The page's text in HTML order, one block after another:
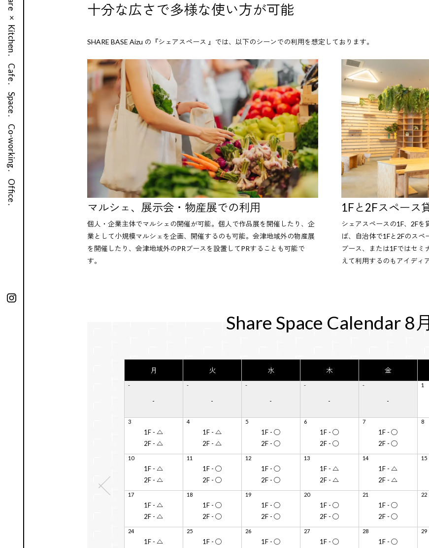
Share × Kitchen .
Cafe .
Space .
Co-working .
Office .
十分な広さで多様な使い方が可能
SHARE BASE Aizu の『シェアスペース 』では、以下のシーンでの利用を想定しております。
マルシェ、展示会・物産展での利用
個人・企業主体でマルシェの開催が可能。個人で作品展を開催したり、企
業として小規模マルシェを企画、開催するのも可能。会津地域外の物産展
を開催したり、会津地域外のPRブースを設置してPRすることも可能で
す。
1Fと2Fスペース
シェアスペースの1F、2F
ば、自治体で1Fと2Fのス
ブース、または1Fではセミ
えて利用するのもアイディ
Share Space Calendar 8月
月 火 水 木 金
-
-
-
-
-
-
-
-
-
-
1
3
1F - △
2F - △
4
1F - △
2F - △
5
1F - ◯
2F - ◯
6
1F - ◯
2F - ◯
7
1F - ◯
2F - ◯
8
10
1F - △
2F - △
11
1F - ◯
2F - ◯
12
1F - ◯
2F - ◯
13
1F - △
2F - △
14
1F - △
2F - △
15
17
1F - △
2F - △
18
1F - ◯
2F - ◯
19
1F - ◯
2F - ◯
20
1F - ◯
2F - ◯
21
1F - ◯
2F - ◯
22
24
1F - △
25
1F - ◯
26
1F - ◯
27
1F - ◯
28
1F - ◯
29
Share Space Calendar 9月
月 火 水 木 金
-
-
1 2 3 4 5
7
1F - △
2F - △
8
1F - ◯
2F - ◯
9
1F - ◯
2F - ◯
10
1F - ◯
2F - ◯
11
1F - ◯
2F - ◯
12
14
1F - △
2F - △
15
1F - ◯
2F - ◯
16
1F - ◯
2F - ◯
17
1F - ◯
2F - ◯
18
1F - ◯
2F - ◯
19
21
1F - △
2F - △
22
1F - ◯
2F - ◯
23
1F - ◯
2F - ◯
24
1F - ◯
2F - ◯
25
1F - ◯
2F - ◯
26
28
1F - △
29
1F - ◯
30
1F - ◯
- - -
前